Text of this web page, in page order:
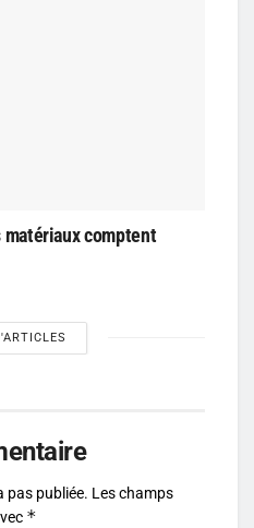
comptent
pas publiée. Les champs
*